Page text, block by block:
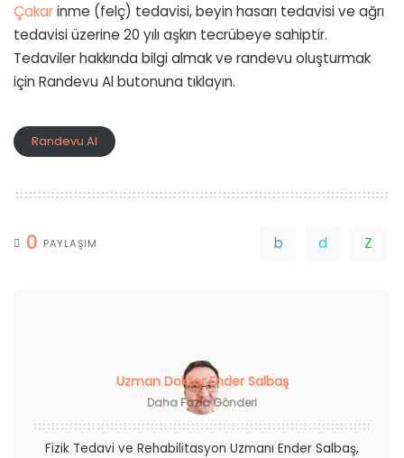
Çakarinme (felç) tedavisi, beyin hasarı tedavisi ve ağrı
tedavisi üzerine 20 yılı aşkın tecrübeye sahiptir.
Tedaviler hakkında bilgi almak ve randevu oluşturmak
için Randevu Al butonuna tıklayın.
Randevu Al
0 PAYLAŞIM
Uzman Doktor Ender Salbaş
Daha Fazla Gönderi
Fizik Tedavi ve Rehabilitasyon Uzmanı Ender Salbaş,